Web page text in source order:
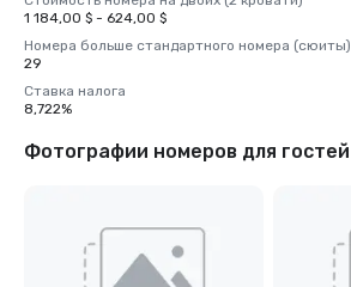
1 184,00 $ - 624,00 $
Номера больше стандартного номера (сюиты)
29
Ставка налога
8,722%
Фотографии номеров для гостей